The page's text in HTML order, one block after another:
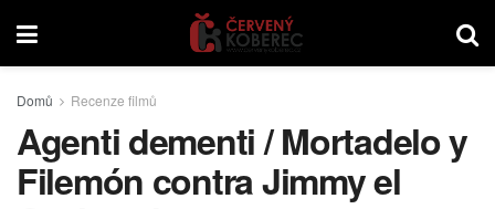
Domů Recenze filmů
Agenti dementi / Mortadelo y
Filemón contra Jimmy el